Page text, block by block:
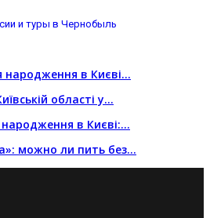
народження в Києві…
області у…
в Києві:…
можно ли пить без…